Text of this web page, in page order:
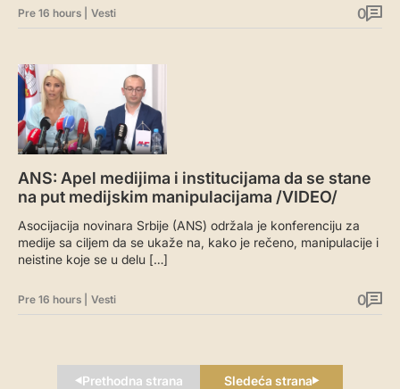
Pre 16 hours Vesti 0
ANS: Apel medijima i institucijama da se stane
na put medijskim manipulacijama /VIDEO/
Asocijacija novinara Srbije (ANS) održala je konferenciju za
medije sa ciljem da se ukaže na, kako je rečeno, manipulacije i
neistine koje se u delu […]
Pre 16 hours Vesti 0
Prethodna strana Sledeća strana